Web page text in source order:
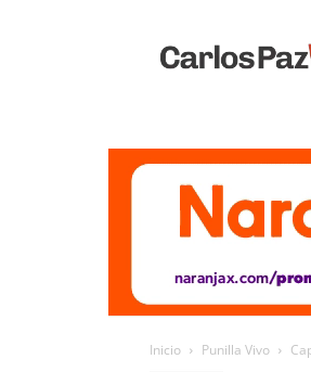
Vivo
Inicio Punilla Vivo